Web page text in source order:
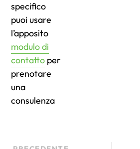
specifico
puoi usare
l’apposito
modulo di
contatto per
prenotare
una
consulenza